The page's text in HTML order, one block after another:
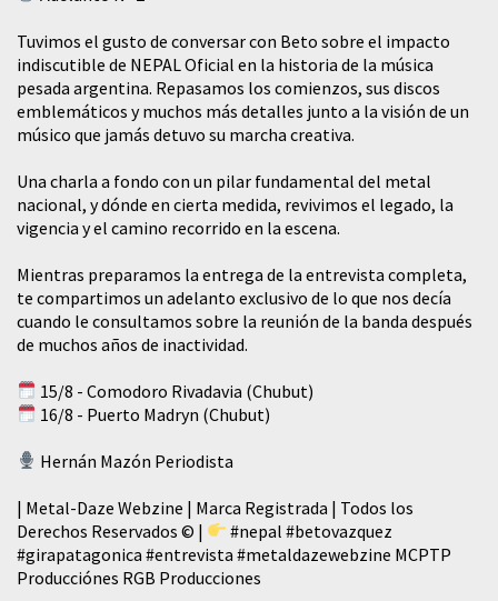
Tuvimos el gusto de conversar con Beto sobre el impacto
indiscutible de NEPAL Oficial en la historia de la música
pesada argentina. Repasamos los comienzos, sus discos
emblemáticos y muchos más detalles junto a la visión de un
músico que jamás detuvo su marcha creativa.
​Una charla a fondo con un pilar fundamental del metal
nacional, y dónde en cierta medida, revivimos el legado, la
vigencia y el camino recorrido en la escena.
Mientras preparamos la entrega de la entrevista completa,
te compartimos un adelanto exclusivo de lo que nos decía
cuando le consultamos sobre la reunión de la banda después
de muchos años de inactividad.
15/8 - Comodoro Rivadavia (Chubut)
16/8 - Puerto Madryn (Chubut)
Hernán Mazón Periodista
| Metal-Daze Webzine | Marca Registrada | Todos los
Derechos Reservados © |
#nepal #betovazquez
#girapatagonica #entrevista #metaldazewebzine MCPTP
Producciónes RGB Producciones